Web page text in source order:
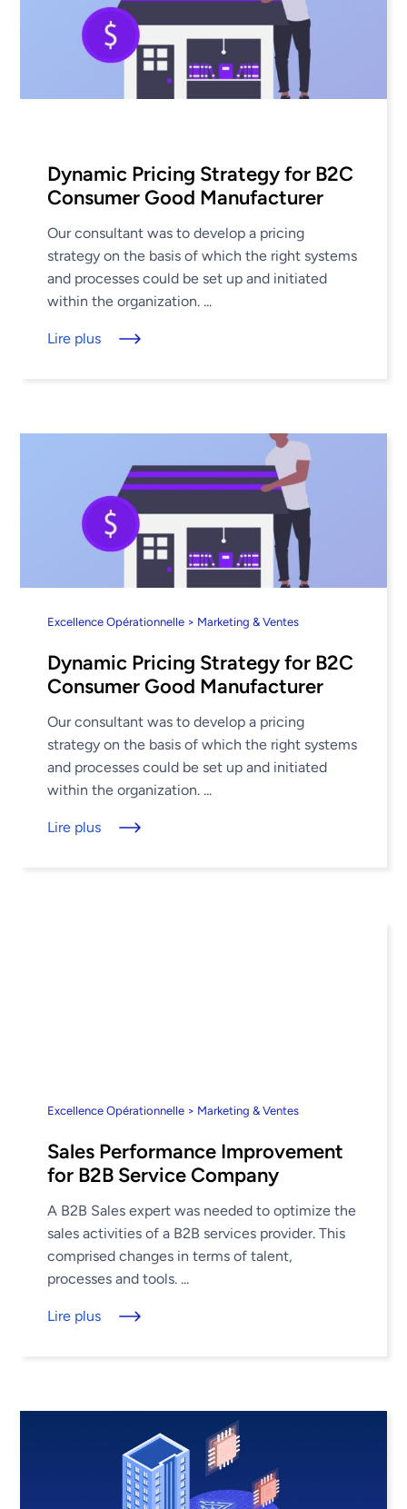
Dynamic Pricing Strategy for B2C
Consumer Good Manufacturer
Our consultant was to develop a pricing
strategy on the basis of which the right systems
and processes could be set up and initiated
within the organization. ...
Lire plus
Excellence Opérationnelle > Marketing & Ventes
Dynamic Pricing Strategy for B2C
Consumer Good Manufacturer
Our consultant was to develop a pricing
strategy on the basis of which the right systems
and processes could be set up and initiated
within the organization. ...
Lire plus
Excellence Opérationnelle > Marketing & Ventes
Sales Performance Improvement
for B2B Service Company
A B2B Sales expert was needed to optimize the
sales activities of a B2B services provider. This
comprised changes in terms of talent,
processes and tools. ...
Lire plus